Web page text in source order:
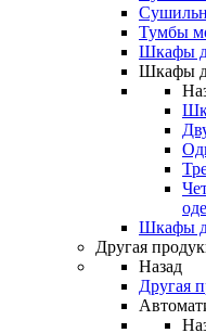
Тумбы
Шкафы
Шкафы
Шкафы
Другая
Назад
Другая